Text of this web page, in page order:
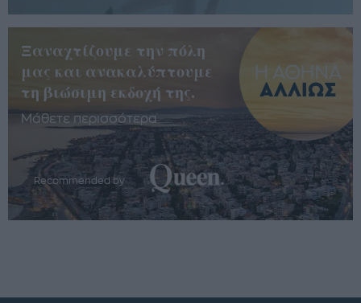
Ξαναχτίζουμε την πόλη
μας και ανακαλύπτουμε
τη βιώσιμη εκδοχή της.
Μάθετε περισσότερα
Recommended by